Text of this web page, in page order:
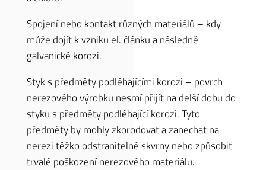
Spojení nebo kontakt různých materiálů – kdy
může dojít k vzniku el. článku a následně
galvanické korozi.
Styk s předměty podléhajícími korozi – povrch
nerezového výrobku nesmí přijít na delší dobu do
styku s předměty podléhající korozi. Tyto
předměty by mohly zkorodovat a zanechat na
nerezi těžko odstranitelné skvrny nebo způsobit
trvalé poškození nerezového materiálu.